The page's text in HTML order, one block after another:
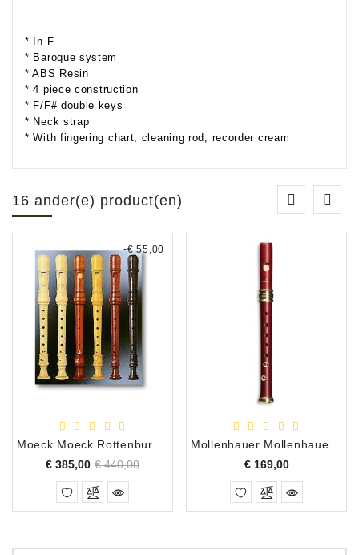
* In F
* Baroque system
* ABS Resin
* 4 piece construction
* F/F# double keys
* Neck strap
* With fingering chart, cleaning rod, recorder cream
16 ander(e) product(en)
-€ 55,00
€ 385,00 Normale
prijs
€ 440,00Prijs
€ 169,00Prijs